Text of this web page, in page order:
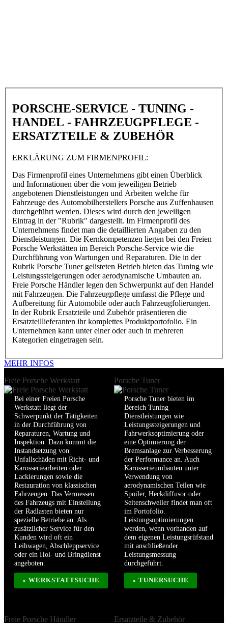
PORSCHE-SERVICE - TUNING -
HANDEL - FAHRZEUGPFLEGE -
ERSATZTEILE & ZUBEHÖR
ERKLÄRUNG ZUM FIRMENPROFIL:
Das Firmenprofil eines Unternehmens gibt einen Überblick
und Informationen über die vom jeweiligen Betrieb
angebotenen Dienstleistungen und Arbeiten welche für
Fahrzeuge des Automobilherstellers Porsche aus Zuffenhausen
durchgeführt werden. Dieses wird durch den jeweiligen
Eintrag in der "Rubrik" dargestellt. Im Firmenprofil des
Unternehmens findet man die detaillierten Angaben zu den
Dienstleistungen. Die Kernkompetenzen liegen bei den Freien
Porsche Werkstätten im Bereich Porsche-Service wie die
Durchführung von Wartungen und Reparaturen. Die in der
Rubrik Porsche Tuner gelisteten Betrieb bieten das Tuning wie
Leistungssteigerungen oder aerodynamische Umbauten an.
Freie Porsche Händler legen den Schwerpunkt auf den Handel
mit Fahrzeugen. Die Fahrzeugpflege umfasst die Pflege und
Aufbereitung für Automobile oder auch Fahrzeugfolierungen.
In der Rubrik Ersatzteile und Zubehör präsentieren die
Ersatzteillieferanten ihr komplettes Produktportofolio. Ein
Unternehmen kann unter einer oder auch in mehreren
Kategorien eingetragen sein.
MEHR INFOS
Freie Porsche Werkstatt
Bei einer Freien Porsche
Werkstatt liegt der
Schwerpunkt der Tätigkeiten
in der Durchführung von
Reparaturen, Wartung und
Inspektion. Dazu kommt die
Instandsetzung von
Unfallschäden mit Richt- und
Karosseriearbeiten oder
Lackierungen sowie die
Restauration von klassischen
Fahrzeugen. Das Vermessen
des Fahrzeugs mit Einstellung
der Radlasten bieten nur
spezielle Betriebe an. Als
zusätzlicher Service für den
Kunden wird oft ein
Leihwagen, Abschleppservice
oder ein Hol- und Bringdienst
angeboten.
» WERKSTATTSUCHE
Porsche Tuner
Porsche Tuner bieten im
Bereich Tuning
Dienstleistungen wie
Leistungssteigerungen und
Fahrwerksoptimierung oder
eine Optimierung der
Bremsanlage zur Verbesserung
der Performance an. Auch
Karosserieumbauten unter
Verwendung von
aerodynamischen Teilen wie
Spoiler, Heckdiffusor oder
Seitenschweller findet man oft
im Portofolio.
Leistungsoptimierungen
werden, wenn vorhanden auf
dem eigenen Leistungsrüfstand
mit anschließender
Leistungsmessung
durchgeführt.
» TUNERSUCHE
Freie Porsche Händler Ersatzteile & Zubehör